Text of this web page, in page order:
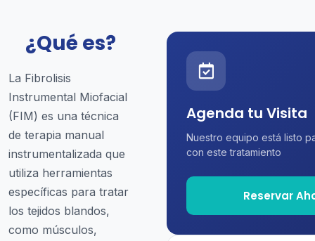
¿Qué es?
La Fibrolisis
Instrumental Miofacial
(FIM) es una técnica
de terapia manual
instrumentalizada que
utiliza herramientas
específicas para tratar
los tejidos blandos,
como músculos,
Agenda tu Visita
Nuestro equipo está listo
con este tratamiento
Reservar